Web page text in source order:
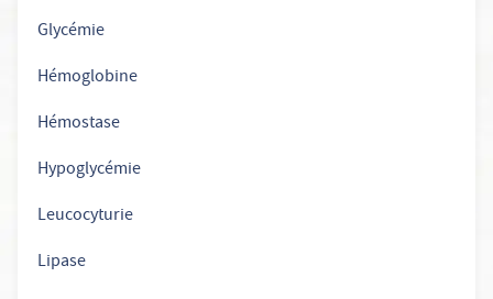
Glycémie
Hémoglobine
Hémostase
Hypoglycémie
Leucocyturie
Lipase